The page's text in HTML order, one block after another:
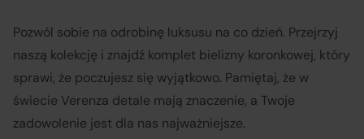
Pozwól sobie na odrobinę luksusu na co dzień. Przejrzyj
naszą kolekcję i znajdź komplet bielizny koronkowej, który
sprawi, że poczujesz się wyjątkowo. Pamiętaj, że w
świecie Verenza detale mają znaczenie, a Twoje
zadowolenie jest dla nas najważniejsze.